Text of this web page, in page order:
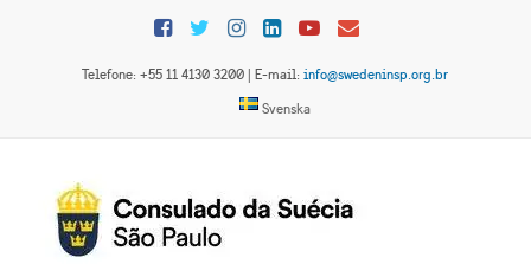
Telefone: +55 11 4130 3200 | E-mail:info@swedeninsp.org.br
Svenska